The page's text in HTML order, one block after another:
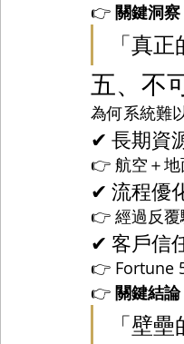
👉 關鍵洞察
「真
五、不
為何系統難
✔ 長期資
👉 航空＋地
✔ 流程優
👉 經過反覆
✔ 客戶信
👉 Fortune
👉 關鍵結論
「壁